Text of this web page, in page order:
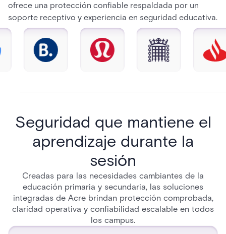
ofrece una protección confiable respaldada por un
soporte receptivo y experiencia en seguridad educativa.
Seguridad que mantiene el
aprendizaje durante la
sesión
Creadas para las necesidades cambiantes de la
educación primaria y secundaria, las soluciones
integradas de Acre brindan protección comprobada,
claridad operativa y confiabilidad escalable en todos
los campus.